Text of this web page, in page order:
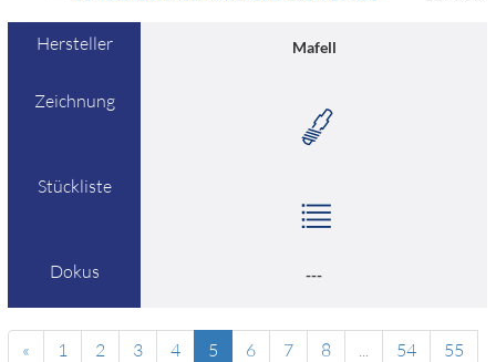
Hersteller Mafell
Zeichnung
Stückliste
Dokus ---
« 1 2 3 4 5 6 7 8 ... 54
55